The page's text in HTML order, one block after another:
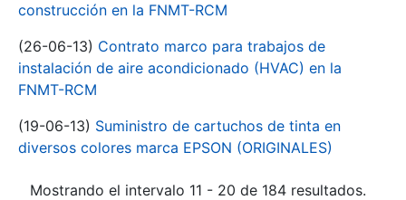
construcción en la FNMT-RCM
(26-06-13) Contrato marco para trabajos de
instalación de aire acondicionado (HVAC) en la
FNMT-RCM
(19-06-13) Suministro de cartuchos de tinta en
diversos colores marca EPSON (ORIGINALES)
Mostrando el intervalo 11 - 20 de 184 resultados.